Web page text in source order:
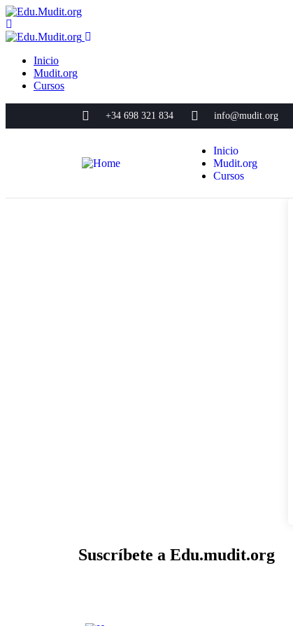
Inicio
Mudit.org
Cursos
+34 698 321 834 info@mudit.org
Inicio
Mudit.org
Cursos
Suscríbete a Edu.mudit.org